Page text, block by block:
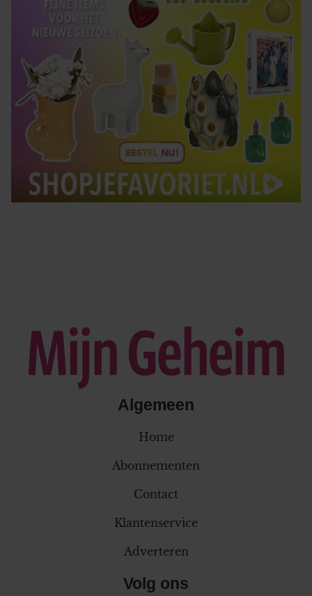
Algemeen
Home
Abonnementen
Contact
Klantenservice
Adverteren
Volg ons